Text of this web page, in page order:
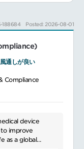
support to
務を進めていただき
の提携案件では、
献いただくポジシ
種契約書の作成・
保管、押印・電子
作成・改定および
188684 Posted: 2026-08-01
通しが良い
Compliance
device
improve
as a global